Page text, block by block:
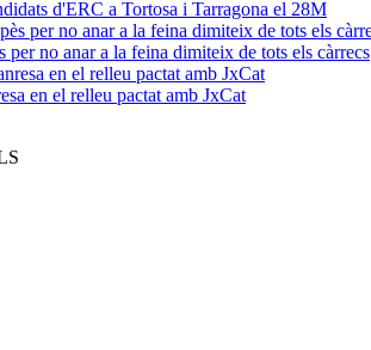
d'ERC a Tortosa i Tarragona el 28M
no anar a la feina dimiteix de tots els càrrecs
en el relleu pactat amb JxCat